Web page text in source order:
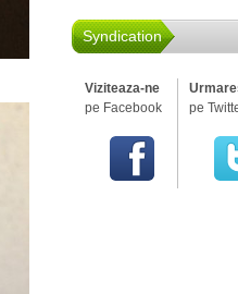
Syndication
Viziteaza-ne
pe Facebook
pe